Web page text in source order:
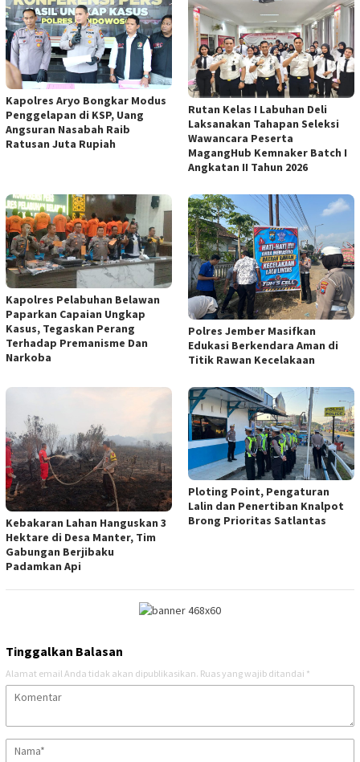
Kapolres Aryo Bongkar Modus
Penggelapan di KSP, Uang
Angsuran Nasabah Raib
Ratusan Juta Rupiah
Rutan Kelas I Labuhan Deli
Laksanakan Tahapan Seleksi
Wawancara Peserta
MagangHub Kemnaker Batch I
Angkatan II Tahun 2026
Kapolres Pelabuhan Belawan
Paparkan Capaian Ungkap
Kasus, Tegaskan Perang
Terhadap Premanisme Dan
Narkoba
Polres Jember Masifkan
Edukasi Berkendara Aman di
Titik Rawan Kecelakaan
Kebakaran Lahan Hanguskan 3
Hektare di Desa Manter, Tim
Gabungan Berjibaku
Padamkan Api
Ploting Point, Pengaturan
Lalin dan Penertiban Knalpot
Brong Prioritas Satlantas
Tinggalkan Balasan
Alamat email Anda tidak akan dipublikasikan. Ruas yang wajib ditandai *